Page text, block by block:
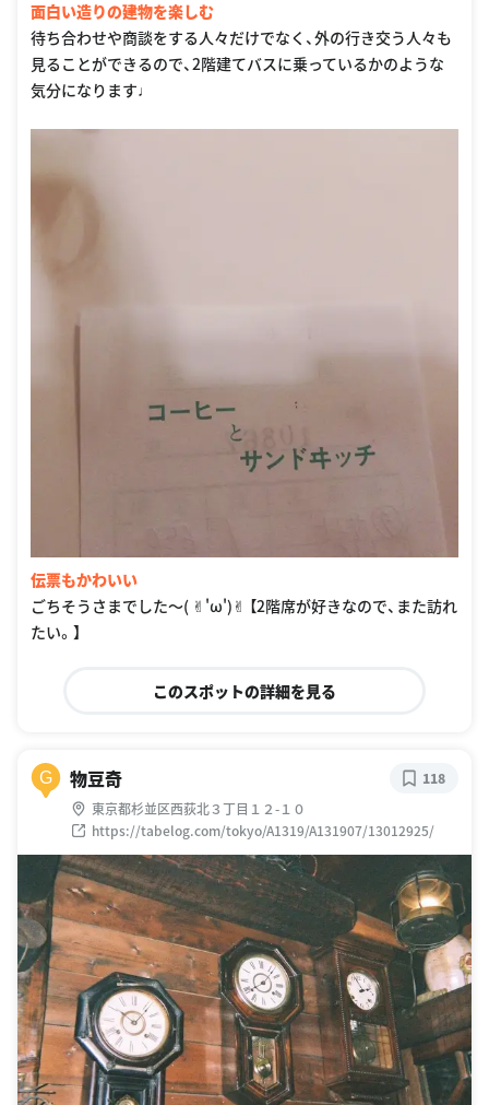
面白い造りの建物を楽しむ
待ち合わせや商談をする人々だけでなく、外の行き交う人々も
見ることができるので、2階建てバスに乗っているかのような
気分になります♩
伝票もかわいい
ごちそうさまでした〜( ✌︎'ω')✌︎ 【2階席が好きなので、また訪れ
たい。】
このスポットの詳細を見る
G 物豆奇
東京都杉並区西荻北３丁目１２-１０
https://tabelog.com/tokyo/A1319/A131907/13012925/
118